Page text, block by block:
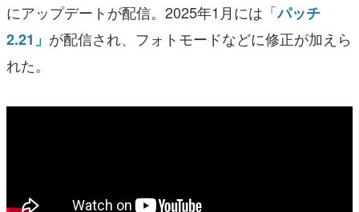
にアップデートが配信。2025年1月には「パッチ
2.21」 が配信され、フォトモードなどに修正が加えら
れた。